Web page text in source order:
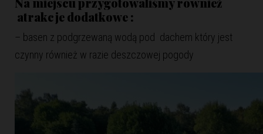
atrakcje dodatkowe :
– basen z podgrzewaną wodą pod dachem który jest
czynny również w razie deszczowej pogody